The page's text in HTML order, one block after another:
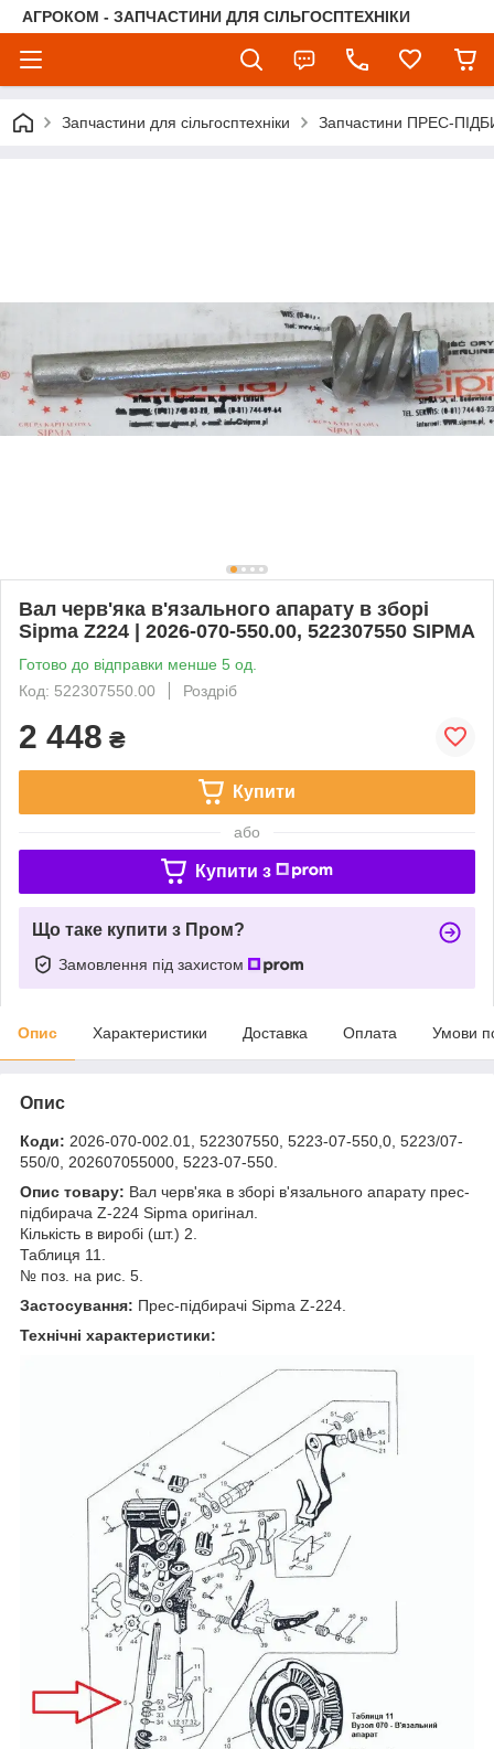
АГРОКОМ - ЗАПЧАСТИНИ ДЛЯ СІЛЬГОСПТЕХНІКИ
Запчастини для сільгосптехніки Запчастини ПРЕС-
Вал черв'яка в'язального апарату в зборі
Sipma Z224 | 2026-070-550.00, 522307550 SIPMA
Готово до відправки менше 5 од.
Код: 522307550.00
Роздріб
2 448 ₴
Купити
або
Купити з
Що таке купити з Пром?
Замовлення під захистом
Опис Характеристики Доставка Оплата Умови
Опис
Коди: 2026-070-002.01, 522307550, 5223-07-550,0, 5223/07-
550/0, 202607055000, 5223-07-550.
Опис товару: Вал черв'яка в зборі в'язального апарату прес-
підбирача Z-224 Sipma оригінал.
Кількість в виробі (шт.) 2.
Таблиця 11.
№ поз. на рис. 5.
Застосування: Прес-підбирачі Sipma Z-224.
Технічні характеристики: